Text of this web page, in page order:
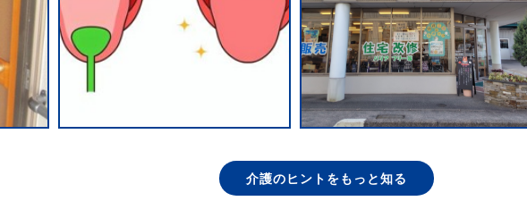
介護のヒントをもっと知る